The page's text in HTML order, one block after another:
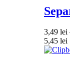
3,49 lei
5,45 lei